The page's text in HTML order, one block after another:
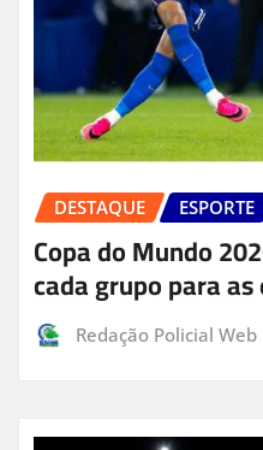
DESTAQUE ESPORTE
Copa do Mundo
cada grupo para
Redação Policial Web